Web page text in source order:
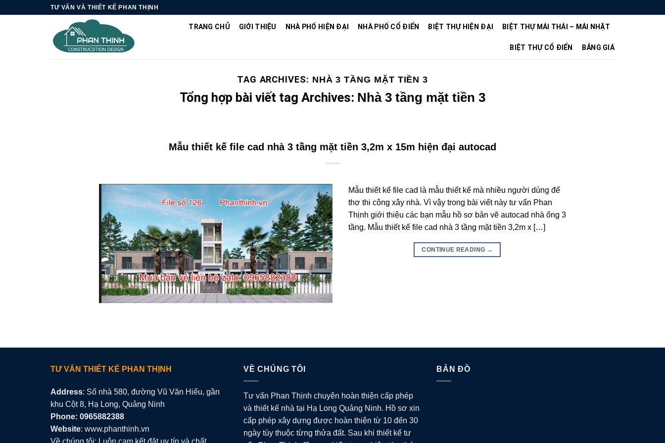
TƯ VẤN VÀ THIẾT KẾ PHAN THỊNH
TRANG CHỦ GIỚI THIỆU NHÀ PHỐ HIỆN ĐẠI NHÀ PHỐ CỔ ĐIỂN BIỆT THỰ HIỆN ĐẠI BIỆT THỰ MÁI THÁI – MÁI NHẬT
BIỆT THỰ CỔ ĐIỂN BẢNG GIÁ
TAG ARCHIVES: NHÀ 3 TẦNG MẶT TIỀN 3
Tổng hợp bài viết tag Archives: Nhà 3 tầng mặt tiền 3
Mẫu thiết kế file cad nhà 3 tầng mặt tiền 3,2m x 15m hiện đại autocad
Mẫu thiết kế file cad là mẫu thiết kế mà nhiều người dùng để
thợ thi công xây nhà. Vì vậy trong bài viết này tư vấn Phan
Thịnh giới thiệu các bạn mẫu hồ sơ bản vẽ autocad nhà ống 3
tầng. Mẫu thiết kế file cad nhà 3 tầng mặt tiền 3,2m x […]
CONTINUE READING →
TƯ VẤN THIẾT KẾ PHAN THỊNH
Address: Số nhà 580, đường Vũ Văn Hiếu, gần
khu Cột 8, Hạ Long, Quảng Ninh
Phone: 0965882388
Website: www.phanthinh.vn
Về chúng tôi: Luôn cam kết đặt uy tín và chất
VỀ CHÚNG TÔI
Tư vấn Phan Thịnh chuyên hoàn thiện cấp phép
và thiết kế nhà tại Hạ Long Quảng Ninh. Hồ sơ xin
cấp phép xây dựng được hoàn thiện từ 10 đến 30
ngày tùy thuộc từng thửa đất. Sau khi thiết kế tư
BẢN ĐỒ